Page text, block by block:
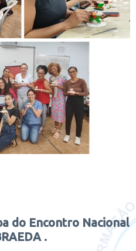
do Encontro Nacional
.